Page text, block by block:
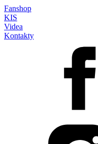
Fanshop
KIS
Videa
Kontakty